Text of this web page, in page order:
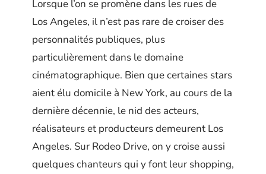
Lorsque l’on se promène dans les rues de
Los Angeles, il n’est pas rare de croiser des
personnalités publiques, plus
particulièrement dans le domaine
cinématographique. Bien que certaines stars
aient élu domicile à New York, au cours de la
dernière décennie, le nid des acteurs,
réalisateurs et producteurs demeurent Los
Angeles. Sur Rodeo Drive, on y croise aussi
quelques chanteurs qui y font leur shopping,